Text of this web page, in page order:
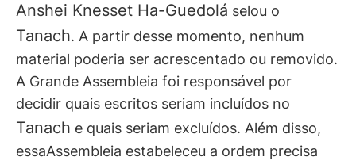
Anshei Knesset Ha-Guedolá selou o
Tanach. A partir desse momento, nenhum
material poderia ser acrescentado ou removido.
A Grande Assembleia foi responsável por
decidir quais escritos seriam incluídos no
Tanach e quais seriam excluídos. Além disso,
essaAssembleia estabeleceu a ordem precisa